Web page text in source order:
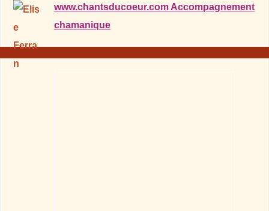
www.chantsducoeur.com Accompagnement
chamanique